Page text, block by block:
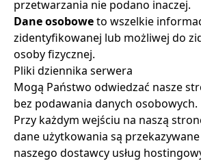
przetwarzania nie podano inaczej.
Dane osoboweto wszelkie
zidentyfikowanej lub możliwej do
osoby fizycznej.
Pliki dziennika serwera
Mogą Państwo odwiedzać nasze
bez podawania danych osobowych.
Przy każdym wejściu na naszą
dane użytkowania są
naszego dostawcy usług